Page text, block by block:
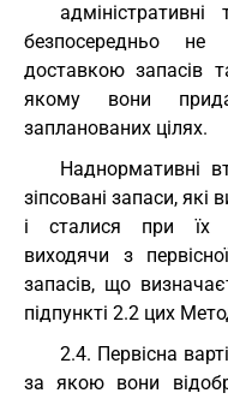
безпосередньо
доставкою запасів
якому вони
запланованих цілях.
Наднормативні
зіпсовані запаси, які
і сталися при їх
виходячи з
запасів, що
підпункті 2.2 цих
2.4. Первісна
за якою вони